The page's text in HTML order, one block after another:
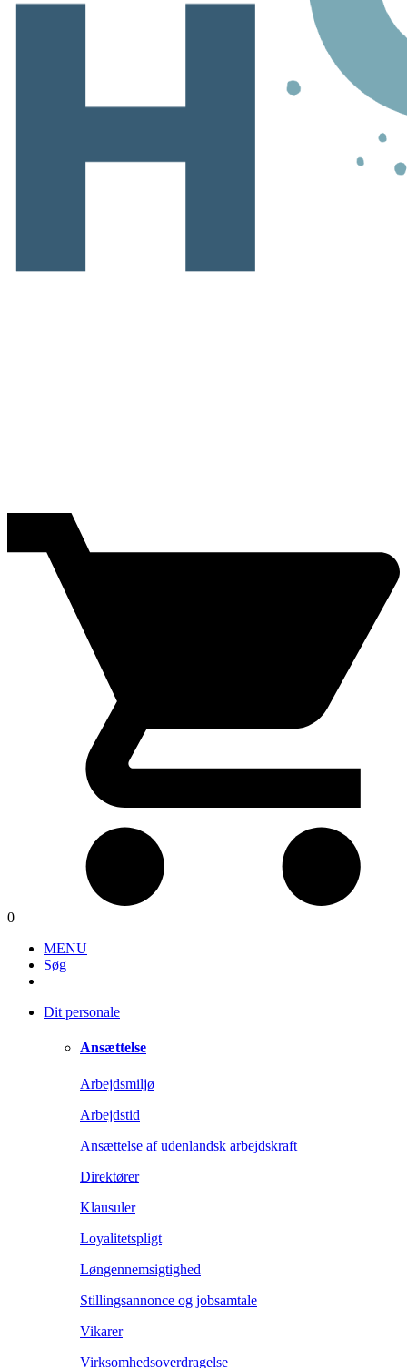
0
MENU
Søg
Dit personale
Ansættelse
Arbejdsmiljø
Arbejdstid
Ansættelse af udenlandsk arbejdskraft
Direktører
Klausuler
Loyalitetspligt
Løngennemsigtighed
Stillingsannonce og jobsamtale
Vikarer
Virksomhedsoverdragelse